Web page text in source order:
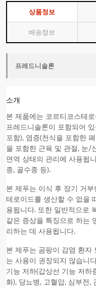
상품정보
배송정보
프레드니솔론
소개
본 제품에는 코르티코스테
프레드니솔론이 포함되어
포함), 염증(천식을 포함한
을 포함한 근육 및 관절, 눈/
면역 상태의 관리에 사용됩
종, 골수종 등).
본 제푸는 이식 후 장기 거
테로이드를 생산할 수 없을
용됩니다. 또한 일반적으로
같은 증상을 특징으로 하는
리하는 데 사용됩니다.
본 제푸는 곰팡이 감염 환자
는 사용이 권장되지 않습니
기능 저하(갑상선 기능 저하
화), 당뇨병, 고혈압, 심부전,